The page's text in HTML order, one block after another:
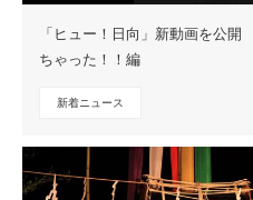
「ヒュー！日向」新動画を公
ちゃった！！編
新着ニュース